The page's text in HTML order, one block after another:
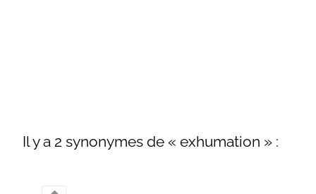
Il y a 2 synonymes de « exhumation » :